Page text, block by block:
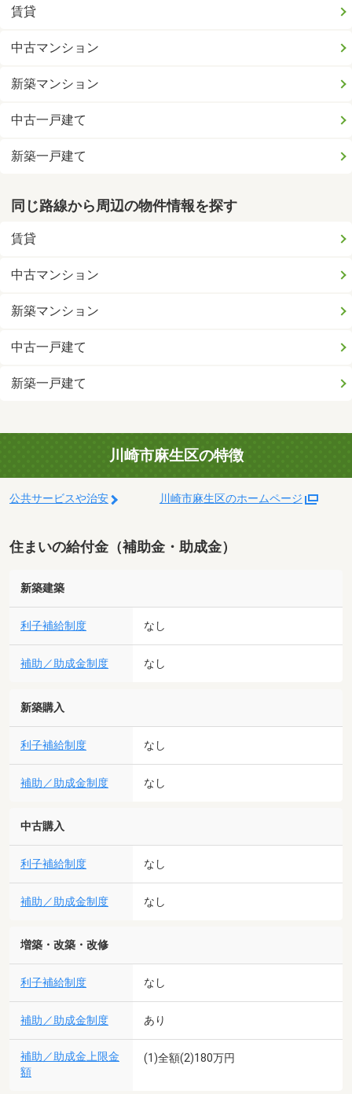
賃貸
中古マンション
新築マンション
中古一戸建て
新築一戸建て
同じ路線から周辺の物件情報を探す
賃貸
中古マンション
新築マンション
中古一戸建て
新築一戸建て
川崎市麻生区の特徴
公共サービスや治安 川崎市麻生区のホームページ
住まいの給付金（補助金・助成金）
新築建築
利子補給制度 なし
補助／助成金制度 なし
新築購入
利子補給制度 なし
補助／助成金制度 なし
中古購入
利子補給制度 なし
補助／助成金制度 なし
増築・改築・改修
利子補給制度 なし
補助／助成金制度 あり
補助／助成金上限金
額
(1)全額(2)180万円